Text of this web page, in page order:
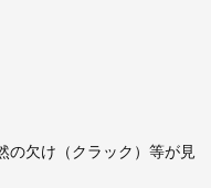
の欠け（クラック）等が見